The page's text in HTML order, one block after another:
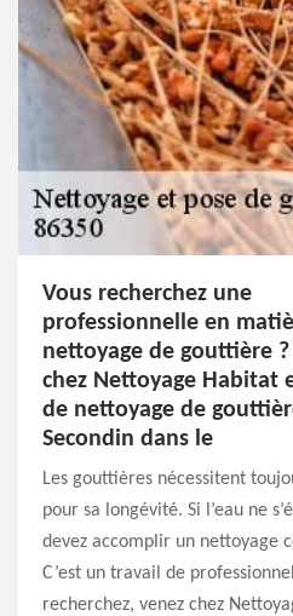
Vous recherchez une
professionnelle en
nettoyage de gouttière ?
chez Nettoyage Habitat
de nettoyage de
Secondin dans le
Les gouttières nécessitent
pour sa longévité. Si l’eau ne
devez accomplir un nettoyage
C’est un travail de
recherchez, venez chez